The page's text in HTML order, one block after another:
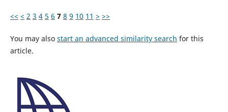
<< < 2 3 4 5 6 7 8 9 10 11 > >>
You may also start an advanced similarity search for this
article.